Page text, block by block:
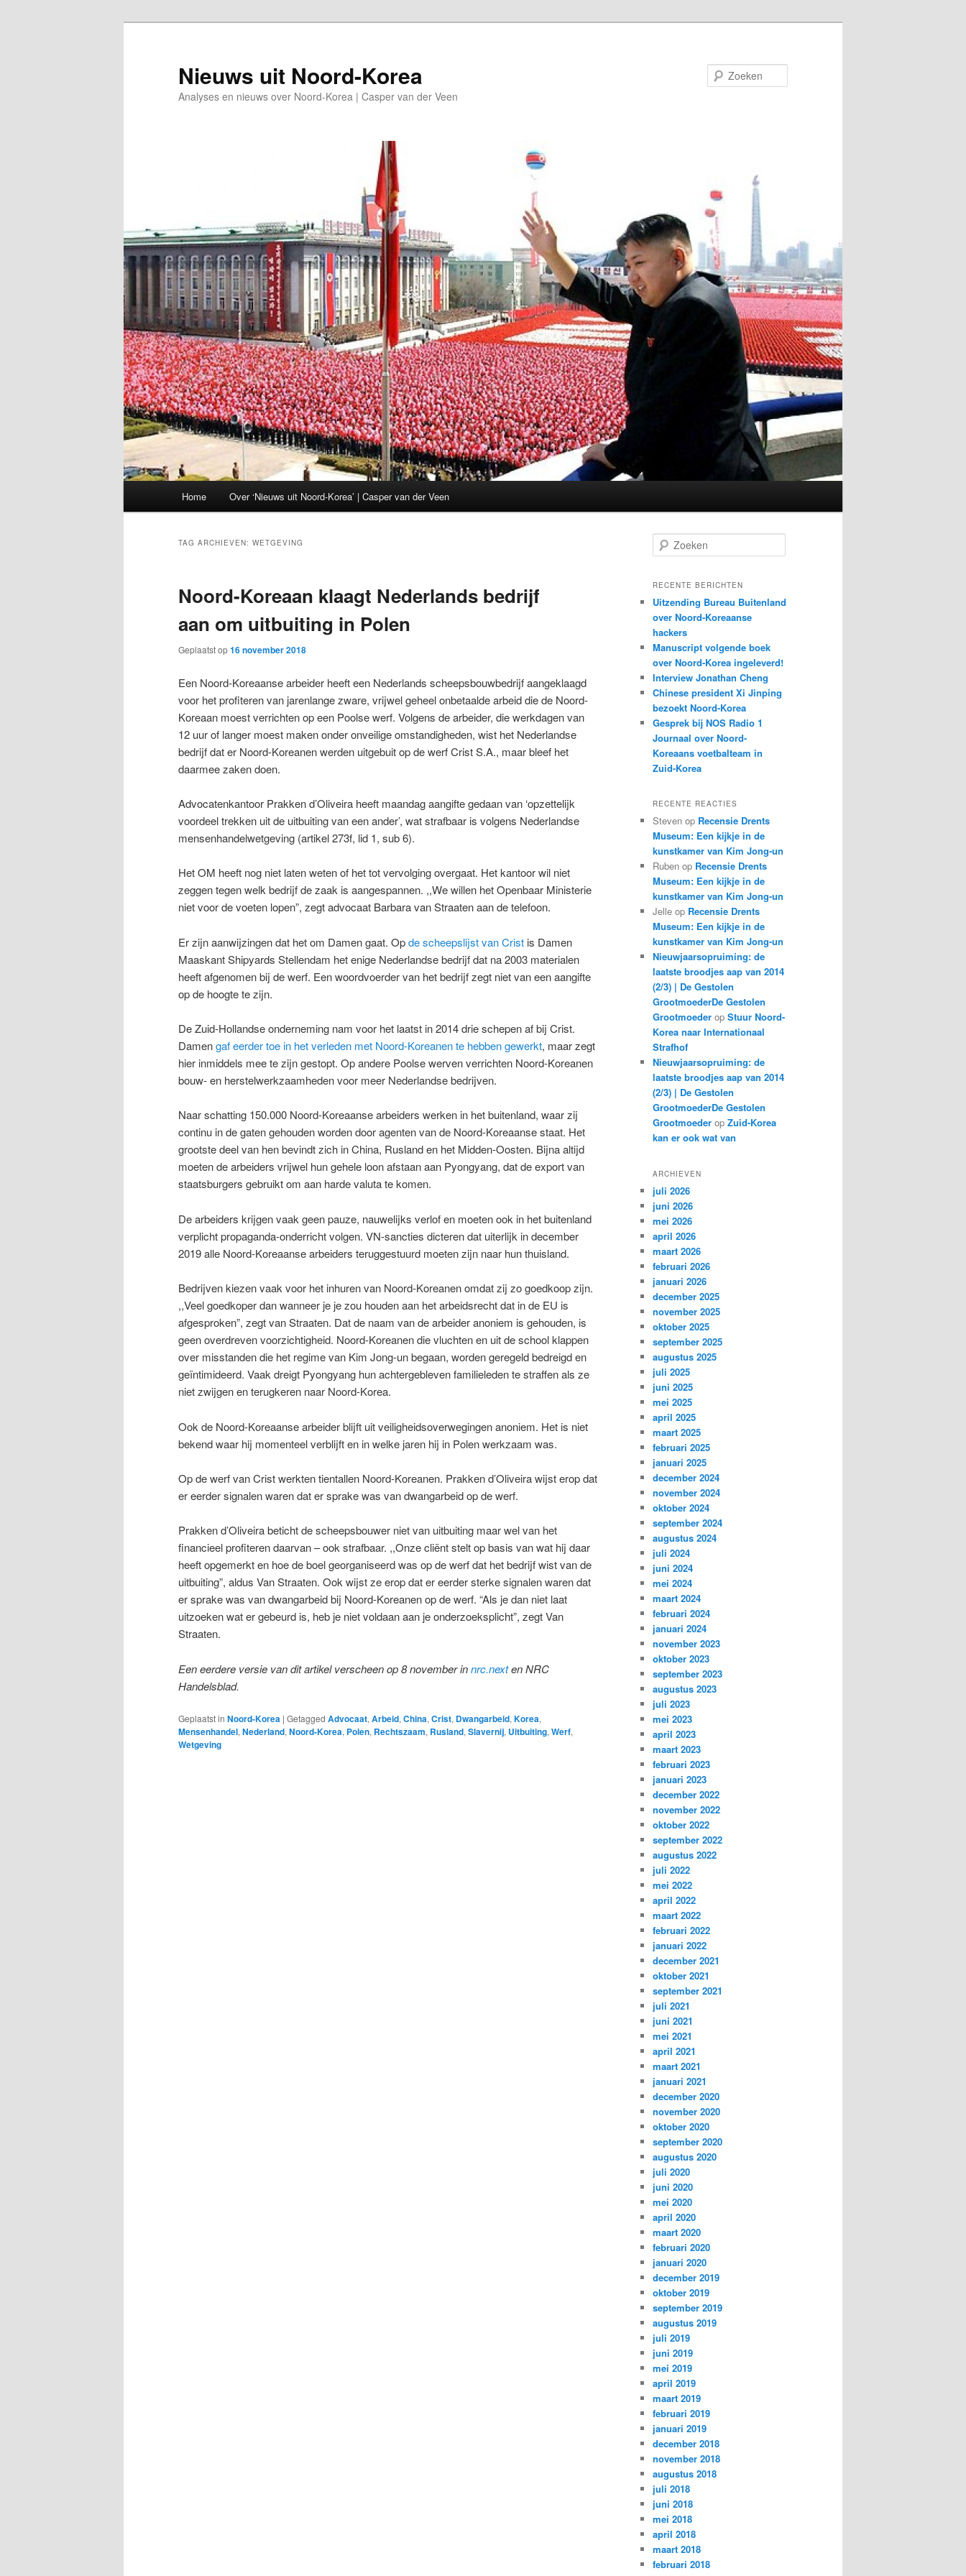
Nieuws uit Noord-Korea
Analyses en nieuws over Noord-Korea | Casper van der Veen
Home Over ‘Nieuws uit Noord-Korea’ | Casper van der Veen
TAG ARCHIEVEN: WETGEVING
Noord-Koreaan klaagt Nederlands bedrijf
aan om uitbuiting in Polen
Geplaatst op16 november 2018
Een Noord-Koreaanse arbeider heeft een Nederlands scheepsbouwbedrijf aangeklaagd
voor het profiteren van jarenlange zware, vrijwel geheel onbetaalde arbeid die de Noord-
Koreaan moest verrichten op een Poolse werf. Volgens de arbeider, die werkdagen van
12 uur of langer moest maken onder onveilige omstandigheden, wist het Nederlandse
bedrijf dat er Noord-Koreanen werden uitgebuit op de werf Crist S.A., maar bleef het
daarmee zaken doen.
Advocatenkantoor Prakken d’Oliveira heeft maandag aangifte gedaan van ‘opzettelijk
voordeel trekken uit de uitbuiting van een ander’, wat strafbaar is volgens Nederlandse
mensenhandelwetgeving (artikel 273f, lid 1, sub 6).
Het OM heeft nog niet laten weten of het tot vervolging overgaat. Het kantoor wil niet
zeggen tegen welk bedrijf de zaak is aangespannen. ,,We willen het Openbaar Ministerie
niet voor de voeten lopen”, zegt advocaat Barbara van Straaten aan de telefoon.
Er zijn aanwijzingen dat het om Damen gaat. Opde scheepslijst van Crist is Damen
Maaskant Shipyards Stellendam het enige Nederlandse bedrijf dat na 2003 materialen
heeft afgenomen bij de werf. Een woordvoerder van het bedrijf zegt niet van een aangifte
op de hoogte te zijn.
De Zuid-Hollandse onderneming nam voor het laatst in 2014 drie schepen af bij Crist.
Damengaf eerder toe in het verleden met Noord-Koreanen te hebben gewerkt, maar zegt
hier inmiddels mee te zijn gestopt. Op andere Poolse werven verrichten Noord-Koreanen
bouw- en herstelwerkzaamheden voor meer Nederlandse bedrijven.
Naar schatting 150.000 Noord-Koreaanse arbeiders werken in het buitenland, waar zij
continu in de gaten gehouden worden door agenten van de Noord-Koreaanse staat. Het
grootste deel van hen bevindt zich in China, Rusland en het Midden-Oosten. Bijna altijd
moeten de arbeiders vrijwel hun gehele loon afstaan aan Pyongyang, dat de export van
staatsburgers gebruikt om aan harde valuta te komen.
De arbeiders krijgen vaak geen pauze, nauwelijks verlof en moeten ook in het buitenland
verplicht propaganda-onderricht volgen. VN-sancties dicteren dat uiterlijk in december
2019 alle Noord-Koreaanse arbeiders teruggestuurd moeten zijn naar hun thuisland.
Bedrijven kiezen vaak voor het inhuren van Noord-Koreanen omdat zij zo goedkoop zijn.
,,Veel goedkoper dan wanneer je je zou houden aan het arbeidsrecht dat in de EU is
afgesproken”, zegt van Straaten. Dat de naam van de arbeider anoniem is gehouden, is
geen overdreven voorzichtigheid. Noord-Koreanen die vluchten en uit de school klappen
over misstanden die het regime van Kim Jong-un begaan, worden geregeld bedreigd en
geïntimideerd. Vaak dreigt Pyongyang hun achtergebleven familieleden te straffen als ze
niet zwijgen en terugkeren naar Noord-Korea.
Ook de Noord-Koreaanse arbeider blijft uit veiligheidsoverwegingen anoniem. Het is niet
bekend waar hij momenteel verblijft en in welke jaren hij in Polen werkzaam was.
Op de werf van Crist werkten tientallen Noord-Koreanen. Prakken d’Oliveira wijst erop dat
er eerder signalen waren dat er sprake was van dwangarbeid op de werf.
Prakken d’Oliveira beticht de scheepsbouwer niet van uitbuiting maar wel van het
financieel profiteren daarvan – ook strafbaar. ,,Onze cliënt stelt op basis van wat hij daar
heeft opgemerkt en hoe de boel georganiseerd was op de werf dat het bedrijf wist van de
uitbuiting”, aldus Van Straaten. Ook wijst ze erop dat er eerder sterke signalen waren dat
er sprake was van dwangarbeid bij Noord-Koreanen op de werf. “Als je dan niet laat
uitzoeken wat er gebeurd is, heb je niet voldaan aan je onderzoeksplicht”, zegt Van
Straaten.
Een eerdere versie van dit artikel verscheen op 8 november innrc.nexten NRC
Handelsblad.
Geplaatst in Noord-Korea | Getagged Advocaat, Arbeid, China, Crist, Dwangarbeid, Korea,
Mensenhandel, Nederland, Noord-Korea, Polen, Rechtszaam, Rusland, Slavernij, Uitbuiting, Werf,
Wetgeving
o
k
n
RECENTE BERICHTEN
Uitzending Bureau Buitenland
over Noord-Koreaanse
hackers
Manuscript volgende boek
over Noord-Korea ingeleverd!
Interview Jonathan Cheng
Chinese president Xi Jinping
bezoekt Noord-Korea
Gesprek bij NOS Radio 1
Journaal over Noord-
Koreaans voetbalteam in
Zuid-Korea
RECENTE REACTIES
Steven op Recensie Drents
Museum: Een kijkje in de
kunstkamer van Kim Jong-un
Ruben op Recensie Drents
Museum: Een kijkje in de
kunstkamer van Kim Jong-un
Jelle op Recensie Drents
Museum: Een kijkje in de
kunstkamer van Kim Jong-un
Nieuwjaarsopruiming: de
laatste broodjes aap van 2014
(2/3) | De Gestolen
GrootmoederDe Gestolen
Grootmoeder op Stuur Noord-
Korea naar Internationaal
Strafhof
Nieuwjaarsopruiming: de
laatste broodjes aap van 2014
(2/3) | De Gestolen
GrootmoederDe Gestolen
Grootmoeder op Zuid-Korea
kan er ook wat van
ARCHIEVEN
juli 2026
juni 2026
mei 2026
april 2026
maart 2026
februari 2026
januari 2026
december 2025
november 2025
oktober 2025
september 2025
augustus 2025
juli 2025
juni 2025
mei 2025
april 2025
maart 2025
februari 2025
januari 2025
december 2024
november 2024
oktober 2024
september 2024
augustus 2024
juli 2024
juni 2024
mei 2024
maart 2024
februari 2024
januari 2024
november 2023
oktober 2023
september 2023
augustus 2023
juli 2023
mei 2023
april 2023
maart 2023
februari 2023
januari 2023
december 2022
november 2022
oktober 2022
september 2022
augustus 2022
juli 2022
mei 2022
april 2022
maart 2022
februari 2022
januari 2022
december 2021
oktober 2021
september 2021
juli 2021
juni 2021
mei 2021
april 2021
maart 2021
januari 2021
december 2020
november 2020
oktober 2020
september 2020
augustus 2020
juli 2020
juni 2020
mei 2020
april 2020
maart 2020
februari 2020
januari 2020
december 2019
oktober 2019
september 2019
augustus 2019
juli 2019
juni 2019
mei 2019
april 2019
maart 2019
februari 2019
januari 2019
december 2018
november 2018
augustus 2018
juli 2018
juni 2018
mei 2018
april 2018
maart 2018
februari 2018